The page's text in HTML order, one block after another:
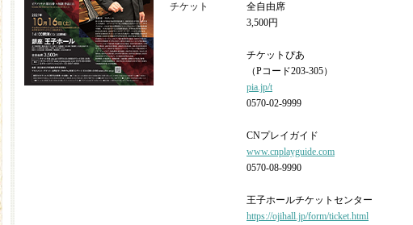
チケット
全自由席
3,500円
チケットぴあ
（Pコード203-305）
pia.jp/t
0570-02-9999
CNプレイガイド
www.cnplayguide.com
0570-08-9990
王子ホールチケットセンター
https://ojihall.jp/form/ticket.html